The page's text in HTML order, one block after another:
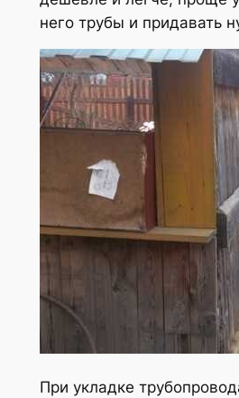
него трубы и придавать
При укладке